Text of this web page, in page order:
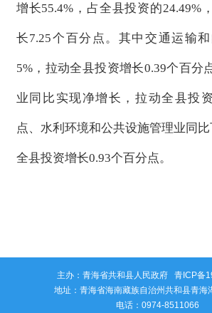
增长55.4%，占全县投资的24.49%
长7.25个百分点。 其中交通运输
5%，拉动全县投资增长0.39个百分
业 同比实现净增长，拉动全县投
点、水利环境和公共设施管理业同
全县投资增长0.93个百分点。
主办：青海省共和县人民政府 青ICP备
地址：青海省海南藏族自治州共和县青海
电话：0974-8511066